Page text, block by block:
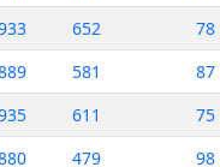
652 78
581 87
611 75
479 98